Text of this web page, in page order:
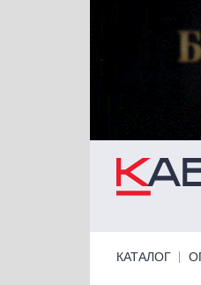
КАТАЛОГ